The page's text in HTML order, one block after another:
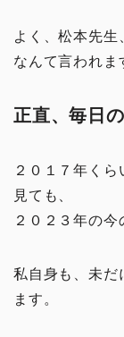
よく、松本先生
なんて言われま
正直、毎日
２０１７年く
見ても、
２０２３年の今
私自身も、未だ
ます。